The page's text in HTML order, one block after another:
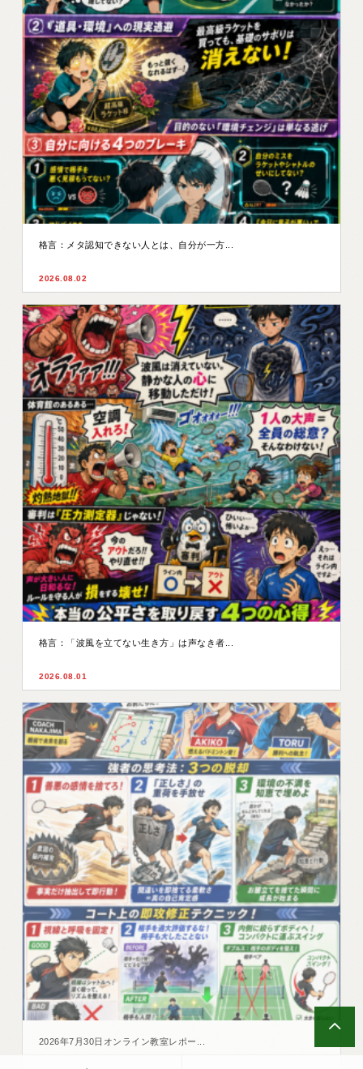
格言：メタ認知できない人とは、自分が一方...
2026.08.02
格言：「波風を立てない生き方」は声なき者...
2026.08.01
2026年7月30日オンライン教室レポー...